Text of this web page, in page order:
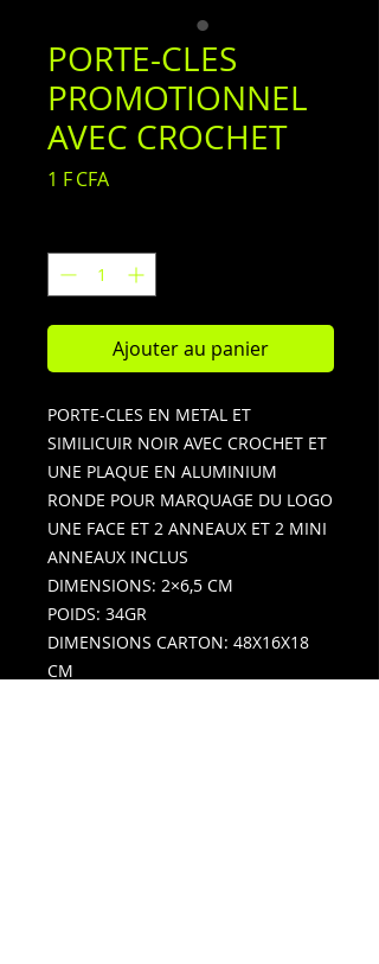
PORTE-CLES
PROMOTIONNEL
AVEC CROCHET
1 F CFAPrix
Ajouter au panier
PORTE-CLES EN METAL ET
SIMILICUIR NOIR AVEC CROCHET ET
UNE PLAQUE EN ALUMINIUM
RONDE POUR MARQUAGE DU LOGO
UNE FACE ET 2 ANNEAUX ET 2 MINI
ANNEAUX INCLUS
DIMENSIONS: 2×6,5 CM
POIDS: 34GR
DIMENSIONS CARTON: 48X16X18
CM